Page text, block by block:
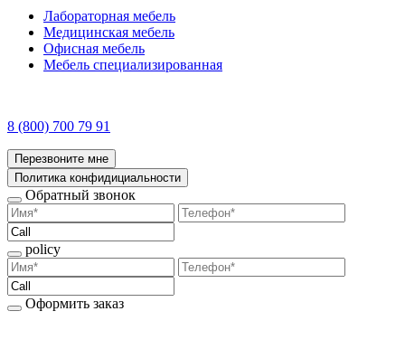
Лабораторная мебель
Медицинская мебель
Офисная мебель
Мебель специализированная
8 (800) 700 79 91
Перезвоните мне
Политика конфидициальности
Обратный звонок
policy
Оформить заказ